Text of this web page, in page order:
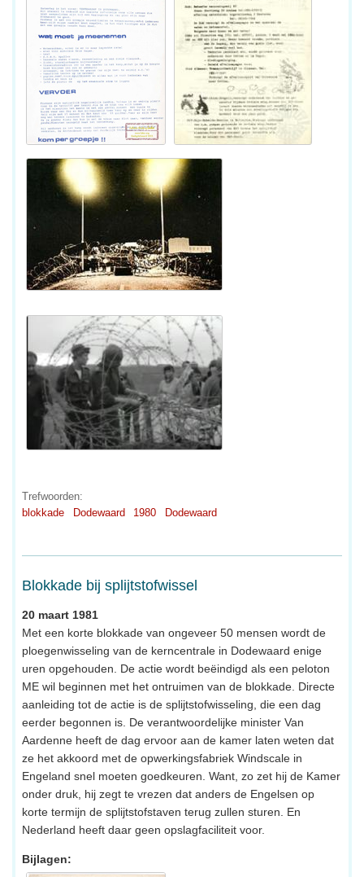
Trefwoorden:
blokkade
Dodewaard 1980 Dodewaard
Blokkade bij splijtstofwissel
20 maart 1981
Met een korte blokkade van ongeveer 50 mensen wordt de
ploegenwisseling van de kerncentrale in Dodewaard enige
uren opgehouden. De actie wordt beëindigd als een peloton
ME wil beginnen met het ontruimen van de blokkade. Directe
aanleiding tot de actie is de splijtstofwisseling, die een dag
eerder begonnen is. De verantwoordelijke minister Van
Aardenne heeft de dag ervoor aan de kamer laten weten dat
ze het akkoord met de opwerkingsfabriek Windscale in
Engeland snel moeten goedkeuren. Want, zo zet hij de Kamer
onder druk, hij zegt te vrezen dat anders de Engelsen op
korte termijn de splijtstofstaven terug zullen sturen. En
Nederland heeft daar geen opslagfaciliteit voor.
Bijlagen: